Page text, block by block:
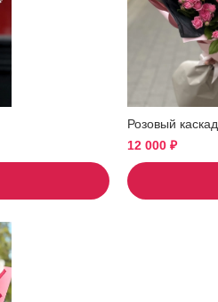
Розовый каскад
12 000 ₽